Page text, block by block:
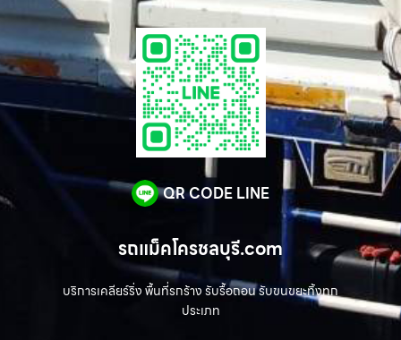
QR CODE LINE
รถแม็คโครชลบุรี.com
บริการเคลียร์ริ่ง พื้นที่รกร้าง รับรื้อถอน รับขนขยะทิ้งทุก
ประเภท